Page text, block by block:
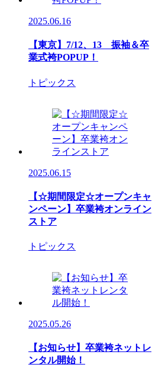
2025.06.16
【東京】7/12、13 振袖＆卒
業式袴POPUP！
トピックス
2025.06.15
【☆期間限定☆オープンキャ
ンペーン】卒業袴オンライン
ストア
トピックス
2025.05.26
【お知らせ】卒業袴ネットレ
ンタル開始！